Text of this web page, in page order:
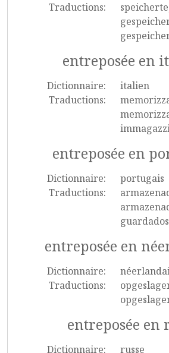
Traductions:
entreposée en
Dictionnaire:
italien
Traductions:
entreposée en
Dictionnaire:
portugais
Traductions:
guardados
entreposée en
Dictionnaire:
Traductions:
entreposée en
Dictionnaire:
russe